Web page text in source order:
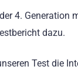
4.
dazu.
Test die